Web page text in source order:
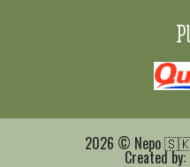
2026 © Nepo
Created by: